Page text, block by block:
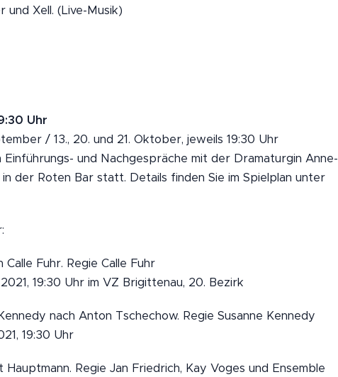
Xell. (Live-Musik)
Uhr
/ 13., 20. und 21. Oktober, jeweils 19:30 Uhr
und Nachgespräche mit der Dramaturgin Anne-
der Roten Bar statt. Details finden Sie im Spielplan unter
Fuhr. Regie Calle Fuhr
19:30 Uhr im VZ Brigittenau, 20. Bezirk
nach Anton Tschechow. Regie Susanne Kennedy
19:30 Uhr
Hauptmann. Regie Jan Friedrich, Kay Voges und Ensemble